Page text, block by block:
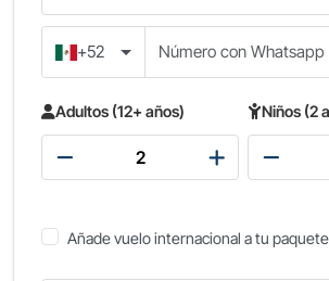
preocupaciones. ¡Reserva ahora
exprés al Cairo desde Alejandría!
+52
Adultos (12+ años) Niños (2
Añade vuelo internacional a tu